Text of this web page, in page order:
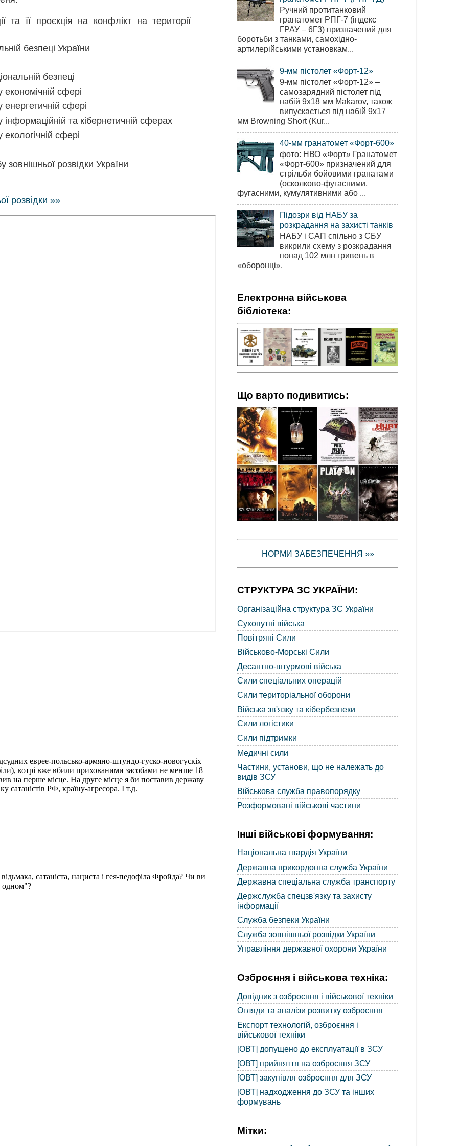
та її проєкція на конфлікт на території
безпеці України
безпеці
економічній сфері
енергетичній сфері
та кібернетичній сферах
сфері
розвідки України
розвідки »»
Ручний протитанковий
гранатомет РПГ-7 (індекс
ГРАУ – 6Г3) призначений для
боротьби з танками, самохідно-
артилерійськими установкам...
9-мм пістолет «Форт-12»
9-мм пістолет «Форт-12» –
самозарядний пістолет під
набій 9х18 мм Makarov, також
випускається під набій 9х17
мм Browning Short (Kur...
40-мм гранатомет «Форт-600»
фото: НВО «Форт» Гранатомет
«Форт-600» призначений для
стрільби бойовими гранатами
(осколково-фугасними,
фугасними, кумулятивними або ...
Підозри від НАБУ за
розкрадання на захисті танків
НАБУ і САП спільно з СБУ
викрили схему з розкрадання
понад 102 млн гривень в
«оборонці».
Електронна військова
бібліотека:
Що варто подивитись:
НОРМИ ЗАБЕЗПЕЧЕННЯ »»
СТРУКТУРА ЗС УКРАЇНИ:
Організаційна структура ЗС України
Сухопутні війська
Повітряні Сили
Військово-Морські Сили
Десантно-штурмові війська
Сили спеціальних операцій
Сили територіальної оборони
Війська зв'язку та кібербезпеки
Сили логістики
Сили підтримки
Медичні сили
Частини, установи, що не належать до
видів ЗСУ
Військова служба правопорядку
Розформовані військові частини
Інші військові формування:
Національна гвардія України
Державна прикордонна служба України
Державна спеціальна служба транспорту
Держслужба спецзв'язку та захисту
інформації
Служба безпеки України
Служба зовнішньої розвідки України
Управління державної охорони України
Озброєння і військова техніка:
Довідник з озброєння і військової техніки
Огляди та аналізи розвитку озброєння
Експорт технологій, озброєння і
військової техніки
[ОВТ] допущено до експлуатації в ЗСУ
[ОВТ] прийняття на озброєння ЗСУ
[ОВТ] закупівля озброєння для ЗСУ
[ОВТ] надходження до ЗСУ та інших
формувань
Мітки: